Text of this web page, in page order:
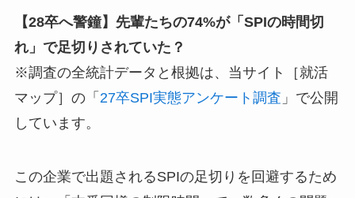
【28卒へ警鐘】先輩たちの74%が「SPIの時間切
れ」で足切りされていた？
※調査の全統計データと根拠は、当サイト［就活
マップ］の「 27卒SPI実態アンケート調査 」で公開
しています。
この企業で出題されるSPIの足切りを回避するため